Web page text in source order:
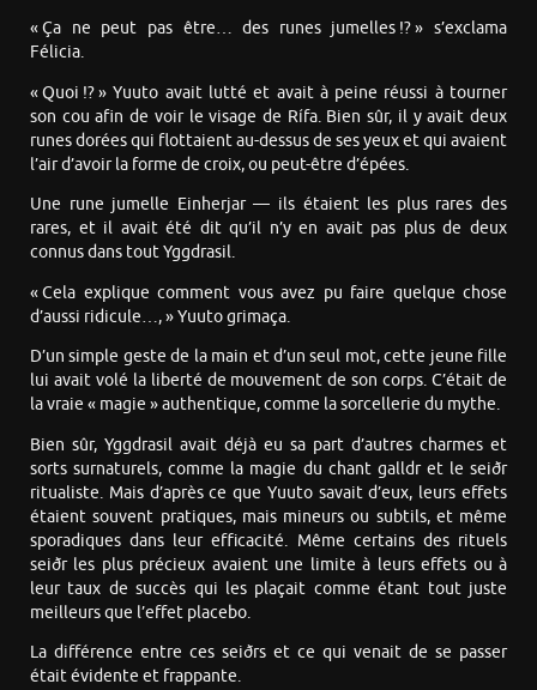
« Ça ne peut pas être… des runes jumelles !? » s’exclama
Félicia.
« Quoi !? » Yuuto avait lutté et avait à peine réussi à tourner
son cou afin de voir le visage de Rífa. Bien sûr, il y avait deux
runes dorées qui flottaient au-dessus de ses yeux et qui avaient
l’air d’avoir la forme de croix, ou peut-être d’épées.
Une rune jumelle Einherjar — ils étaient les plus rares des
rares, et il avait été dit qu’il n’y en avait pas plus de deux
connus dans tout Yggdrasil.
« Cela explique comment vous avez pu faire quelque chose
d’aussi ridicule…, » Yuuto grimaça.
D’un simple geste de la main et d’un seul mot, cette jeune fille
lui avait volé la liberté de mouvement de son corps. C’était de
la vraie « magie » authentique, comme la sorcellerie du mythe.
Bien sûr, Yggdrasil avait déjà eu sa part d’autres charmes et
sorts surnaturels, comme la magie du chant galldr et le seiðr
ritualiste. Mais d’après ce que Yuuto savait d’eux, leurs effets
étaient souvent pratiques, mais mineurs ou subtils, et même
sporadiques dans leur efficacité. Même certains des rituels
seiðr les plus précieux avaient une limite à leurs effets ou à
leur taux de succès qui les plaçait comme étant tout juste
meilleurs que l’effet placebo.
La différence entre ces seiðrs et ce qui venait de se passer
était évidente et frappante.